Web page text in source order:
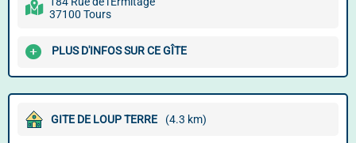
37100 Tours
PLUS D'INFOS SUR CE GÎTE
GITE DE LOUP TERRE (4.3 km)